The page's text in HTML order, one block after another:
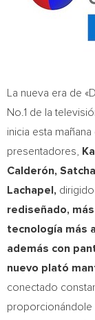
La nueva era de
No.1 de la
inicia esta
presentadores,
Calderón,
Lachapel ,
rediseñado,
tecnología más
además con
nuevo plató
conectado
proporcionándole